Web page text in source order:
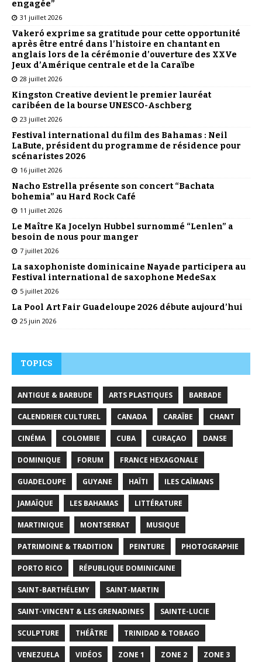
engagée”
31 juillet 2026
Vakeró exprime sa gratitude pour cette opportunité
après être entré dans l’histoire en chantant en
anglais lors de la cérémonie d’ouverture des XXVe
Jeux d’Amérique centrale et de la Caraïbe
28 juillet 2026
Kingston Creative devient le premier lauréat
caribéen de la bourse UNESCO-Aschberg
23 juillet 2026
Festival international du film des Bahamas : Neil
LaBute, président du programme de résidence pour
scénaristes 2026
16 juillet 2026
Nacho Estrella présente son concert “Bachata
bohemia” au Hard Rock Café
11 juillet 2026
Le Maître Ka Jocelyn Hubbel surnommé “Lenlen” a
besoin de nous pour manger
7 juillet 2026
La saxophoniste dominicaine Nayade participera au
Festival international de saxophone MedeSax
5 juillet 2026
La Pool Art Fair Guadeloupe 2026 débute aujourd’hui
25 juin 2026
TOPICS
ANTIGUE & BARBUDE ARTS PLASTIQUES BARBADE
CALENDRIER CULTUREL CANADA CARAÏBE CHANT
CINÉMA COLOMBIE CUBA CURAÇAO DANSE
DOMINIQUE FORUM FRANCE HEXAGONALE
GUADELOUPE GUYANE HAÏTI ILES CAÏMANS
JAMAÏQUE LES BAHAMAS LITTÉRATURE
MARTINIQUE MONTSERRAT MUSIQUE
PATRIMOINE & TRADITION PEINTURE PHOTOGRAPHIE
PORTO RICO RÉPUBLIQUE DOMINICAINE
SAINT-BARTHÉLEMY SAINT-MARTIN
SAINT-VINCENT & LES GRENADINES SAINTE-LUCIE
SCULPTURE THÉÂTRE TRINIDAD & TOBAGO
VENEZUELA VIDÉOS ZONE 1 ZONE 2 ZONE 3